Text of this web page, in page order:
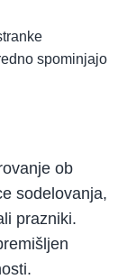
spominjajo
ob
sodelovanja,
prazniki.